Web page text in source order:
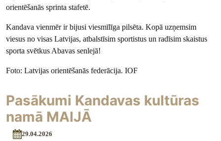
orientēšanās sprinta stafetē.
Kandava vienmēr ir bijusi viesmīlīga pilsēta. Kopā uzņemsim
viesus no visas Latvijas, atbalstīsim sportistus un radīsim skaistus
sporta svētkus Abavas senlejā!
Foto: Latvijas orientēšanās federācija. IOF
Pasākumi Kandavas kultūras
namā MAIJĀ
29.04.2026